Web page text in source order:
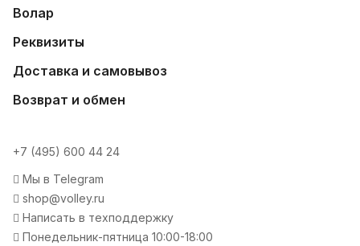
Волар
Реквизиты
Доставка и самовывоз
Возврат и обмен
+7 (495) 600 44 24
Мы в Telegram
shop@volley.ru
Написать в техподдержку
Понедельник-пятница 10:00-18:00